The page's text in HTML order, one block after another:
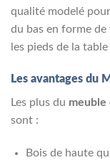
qualité modelé
du bas en forme
les pieds de la
Les avantages du
Les plus du meuble
sont :
Bois de haute